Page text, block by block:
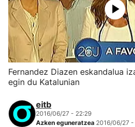
Fernandez Diazen eskandalua
egin du Katalunian
eitb
2016/06/27 - 22:29
Azken eguneratzea 2016/06/27